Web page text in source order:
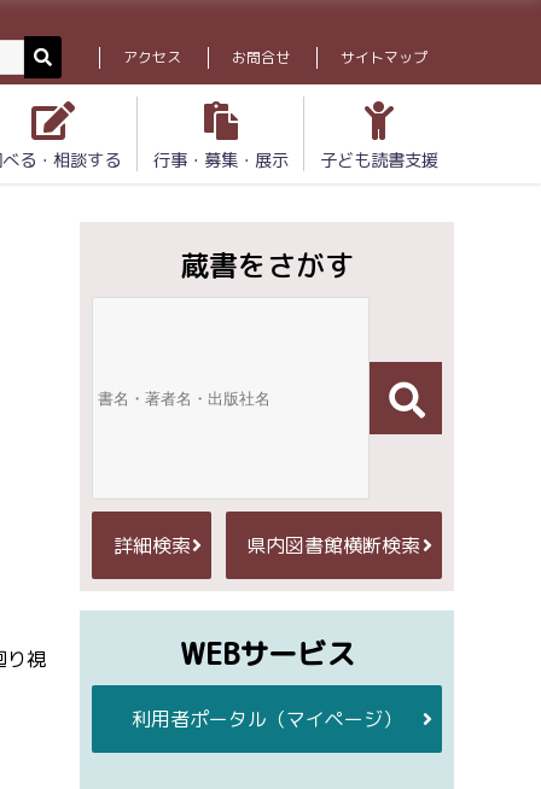
アクセス お問合せ サイトマップ
る・相談する 行事・募集・展示 子ども読書支援
り視
蔵書をさがす
詳細検索 県内図書館横断検索
WEBサービス
利用者ポータル （マイページ）